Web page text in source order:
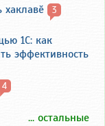
хаклавӗ
3
1С: как
эффективность
4
... остальные